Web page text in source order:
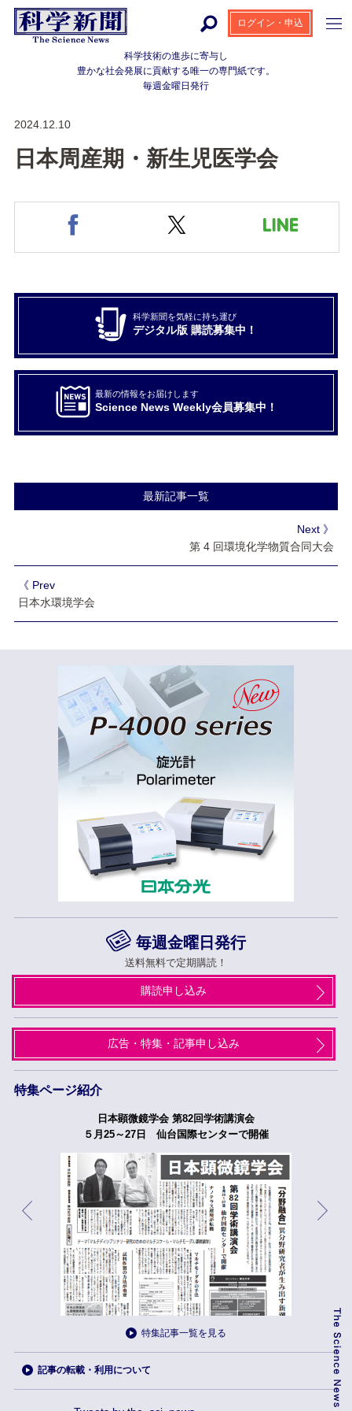
科学技術の進歩に寄与し
豊かな社会発展に貢献する唯一の専門紙です。
毎週金曜日発行
ログイン・申込
2024.12.10
日本周産期・新生児医学会
科学新聞を気軽に持ち運び
デジタル版 購読募集中！
最新の情報をお届けします
Science News Weekly会員募集中！
最新記事一覧
Next 》
第 4 回環境化学物質合同大会
《 Prev
日本水環境学会
毎週金曜日発行
送料無料で定期購読！
購読申し込み
広告・特集・記事申し込み
特集ページ紹介
日本顕微鏡学会 第82回学術講演会
５月25～27日 仙台国際センターで開催
特集記事一覧を見る
記事の転載・利用について